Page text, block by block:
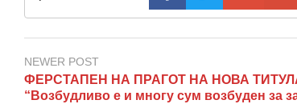
NEWER POST
ФЕРСТАПЕН НА ПРАГОТ НА НОВА
“Возбудливо е и многу сум возбуден за